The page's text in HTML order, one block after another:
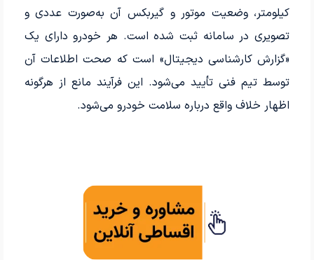
کیلومتر، وضعیت موتور و گیربکس آن به‌صورت عددی و
تصویری در سامانه ثبت شده است. هر خودرو دارای یک
«گزارش کارشناسی دیجیتال» است که صحت اطلاعات آن
توسط تیم فنی تأیید می‌شود. این فرآیند مانع از هرگونه
اظهار خلاف واقع درباره سلامت خودرو می‌شود.